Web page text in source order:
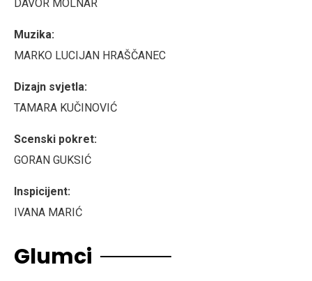
DAVOR MOLNAR
Muzika:
MARKO LUCIJAN HRAŠČANEC
Dizajn svjetla:
TAMARA KUČINOVIĆ
Scenski pokret:
GORAN GUKSIĆ
Inspicijent:
IVANA MARIĆ
Glumci